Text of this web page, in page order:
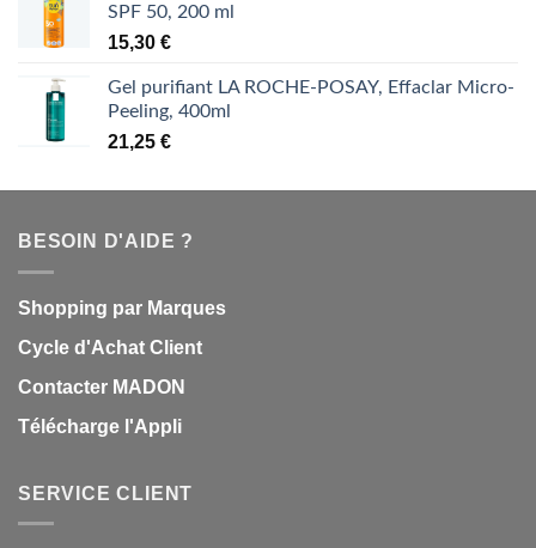
SPF 50, 200 ml
15,30 €
Gel purifiant LA ROCHE-POSAY, Effaclar Micro-
Peeling, 400ml
21,25 €
BESOIN D'AIDE ?
Shopping par Marques
Cycle d'Achat Client
Contacter MADON
Télécharge l'Appli
SERVICE CLIENT